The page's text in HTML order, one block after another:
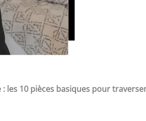
les 10 pièces basiques pour